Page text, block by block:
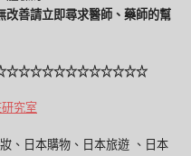
改善請立即尋求醫師、藥師的幫
研究室
、日本購物、日本旅遊 、日本